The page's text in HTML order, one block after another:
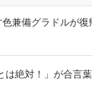
兼備グラドルが復
絶対！」が合言